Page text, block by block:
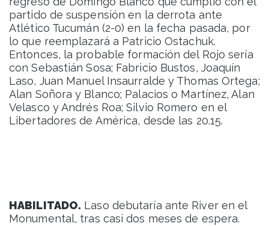
partido de suspensión en la derrota ante
Atlético Tucumán (2-0) en la fecha pasada, por
lo que reemplazará a Patricio Ostachuk.
Entonces, la probable formación del Rojo sería
con Sebastián Sosa; Fabricio Bustos, Joaquín
Laso, Juan Manuel Insaurralde y Thomas Ortega;
Alan Soñora y Blanco; Palacios o Martínez, Alan
Velasco y Andrés Roa; Silvio Romero en el
Libertadores de América, desde las 20.15.
HABILITADO. Laso debutaría ante River en el
Monumental, tras casi dos meses de espera.